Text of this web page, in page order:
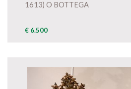
1613) O BOTTEGA
€ 6.500